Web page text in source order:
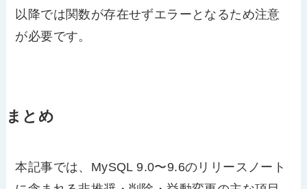
以降では関数が存在せずエラーとなるため注意
が必要です。
まとめ
本記事では、MySQL 9.0〜9.6のリリースノート